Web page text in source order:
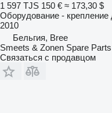
1 597 TJS 150 € ≈ 173,30 $
Оборудование - крепление
2010
Бельгия, Bree
Smeets & Zonen Spare Parts
Связаться с продавцом